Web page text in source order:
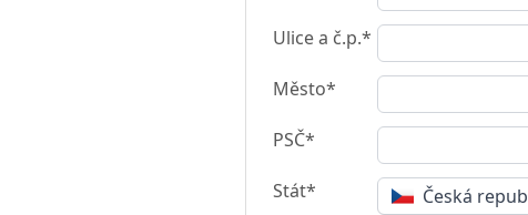
Ulice a č.p.*
Město*
PSČ*
Stát*
Česká